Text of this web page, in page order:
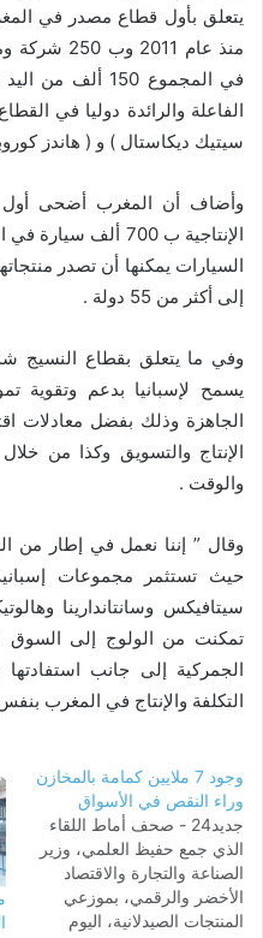
منذ عام
في المجموع 150
الفاعلة والرائدة دوليا في
سيتيك ديكاستال ) و ( هاندز
وأضاف أن المغرب أضحى أول
الإنتاجية ب 700
السيارات يمكنها أن تصدر
إلى أكثر من 55 دولة .
وفي ما يتعلق بقطاع النسيج
يسمح لإسبانيا بدعم وتقوية
الجاهزة وذلك بفضل معادلات
الإنتاج والتسويق وكذا من
والوقت .
وقال ” إننا نعمل في إطار من
حيث تستثمر مجموعات
سيتافيكس وسانتاندارينا
تمكنت من الولوج إلى السوق
الجمركية إلى جانب استفادتها
التكلفة والإنتاج في المغرب
وجود 7 ملايين كمامة بالمخازن
وراء النقص في الأسواق
جديد24 - صحف أماط اللقاء
الذي جمع حفيظ العلمي، وزير
الصناعة والتجارة والاقتصاد
الأخضر والرقمي، بموزعي
المنتجات الصيدلانية، اليوم